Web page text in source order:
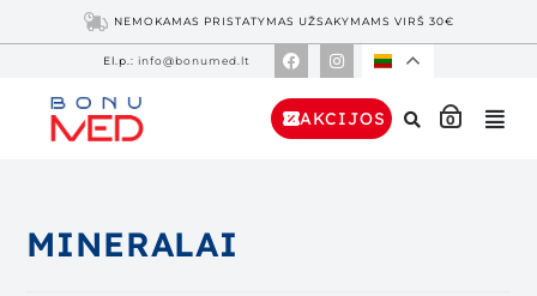
NEMOKAMAS PRISTATYMAS UŽSAKYMAMS VIRŠ 30€
El.p.: info@bonumed.lt
AKCIJOS 0
MINERALAI